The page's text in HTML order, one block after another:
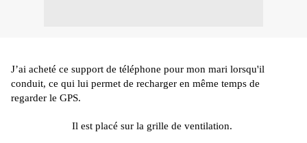
J’ai acheté ce support de téléphone pour mon mari lorsqu'il
conduit, ce qui lui permet de recharger en même temps de
regarder le GPS.
Il est placé sur la grille de ventilation.